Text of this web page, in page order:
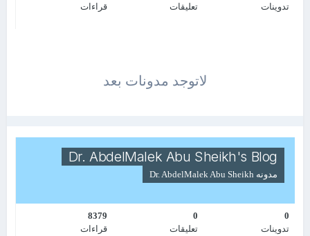
تدوينات
تعليقات
قراءات
لاتوجد مدونات بعد
Dr. AbdelMalek Abu Sheikh's Blog
مدونه Dr. AbdelMalek Abu Sheikh
0
تدوينات
0
تعليقات
8379
قراءات